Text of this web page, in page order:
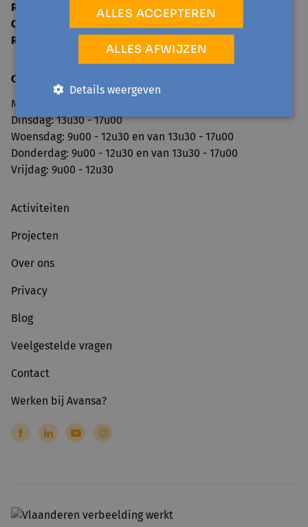
Rekeningnummer BE33 8916 7404 6946
Ondernemingsnummer
RPR
Openingsuren secretariaat
Maandag: 9u00 - 12u30 en van 13u30 - 17u00
Dinsdag: 13u30 - 17u00
Woensdag: 9u00 - 12u30 en van 13u30 - 17u00
Donderdag: 9u00 - 12u30 en van 13u30 - 17u00
Vrijdag: 9u00 - 12u30
Activiteiten
Projecten
Over ons
Privacy
Blog
Veelgestelde vragen
Contact
Werken bij Avansa?
ALLES ACCEPTEREN
ALLES AFWIJZEN
Details weergeven